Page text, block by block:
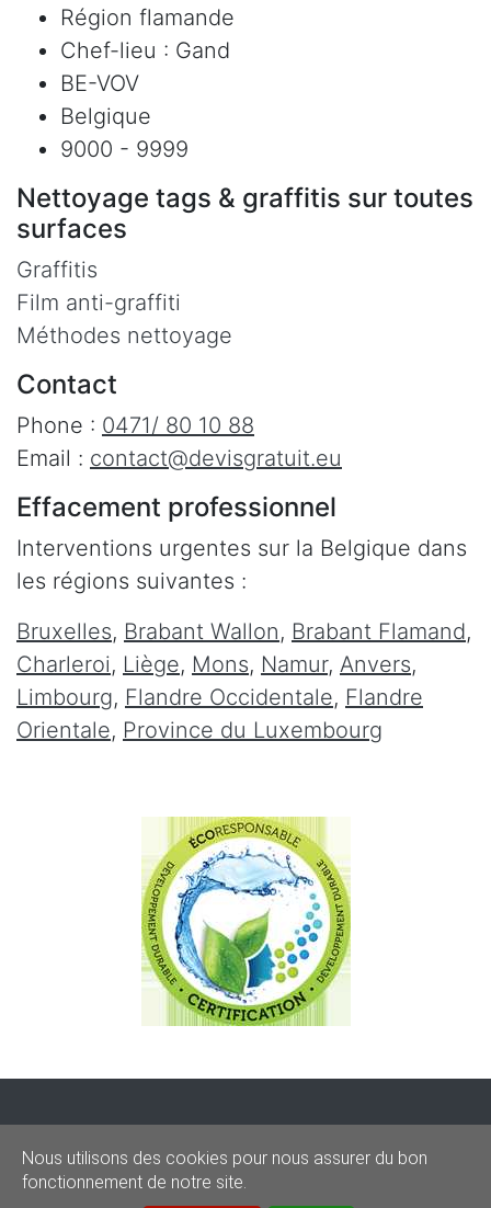
Région flamande
Chef-lieu : Gand
BE-VOV
Belgique
9000 - 9999
Nettoyage tags & graffitis sur toutes
surfaces
Graffitis
Film anti-graffiti
Méthodes nettoyage
Contact
Phone : 0471/ 80 10 88
Email : contact@devisgratuit.eu
Effacement professionnel
Interventions urgentes sur la Belgique dans
les régions suivantes :
Bruxelles, Brabant Wallon, Brabant Flamand,
Charleroi, Liège, Mons, Namur, Anvers,
Limbourg, Flandre Occidentale, Flandre
Orientale, Province du Luxembourg
© 2020–2026sos-graffitis.be
Nous utilisons des cookies pour nous assurer du bon
fonctionnement de notre site.